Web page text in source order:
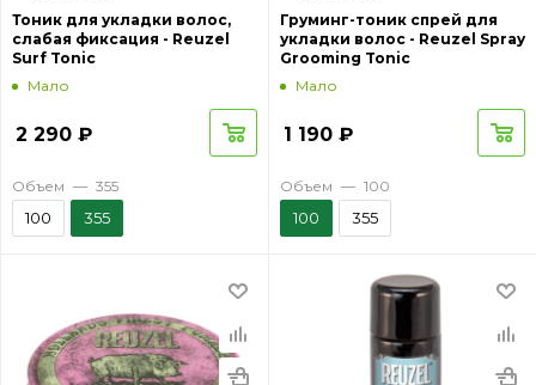
Тоник для укладки волос,
слабая фиксация - Reuzel
Surf Tonic
Мало
2 290 ₽
Объем — 355
100 355
Груминг-тоник спрей для
укладки волос - Reuzel Spray
Grooming Tonic
Мало
1 190 ₽
Объем — 100
100 355